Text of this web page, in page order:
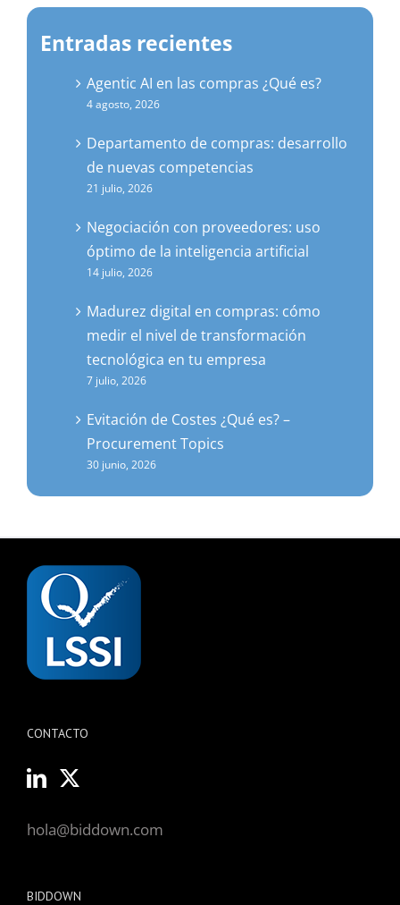
Entradas recientes
Agentic AI en las compras ¿Qué es?
4 agosto, 2026
Departamento de compras: desarrollo
de nuevas competencias
21 julio, 2026
Negociación con proveedores: uso
óptimo de la inteligencia artificial
14 julio, 2026
Madurez digital en compras: cómo
medir el nivel de transformación
tecnológica en tu empresa
7 julio, 2026
Evitación de Costes ¿Qué es? –
Procurement Topics
30 junio, 2026
CONTACTO
hola@biddown.com
BIDDOWN